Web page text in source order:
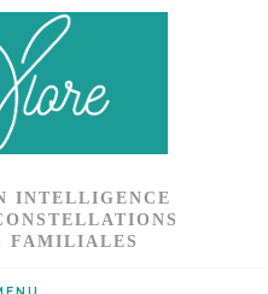
INTELLIGENCE
FAMILIALES